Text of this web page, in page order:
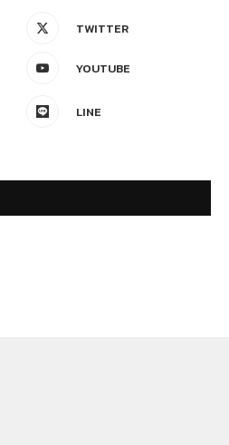
TWITTER
YOUTUBE
LINE